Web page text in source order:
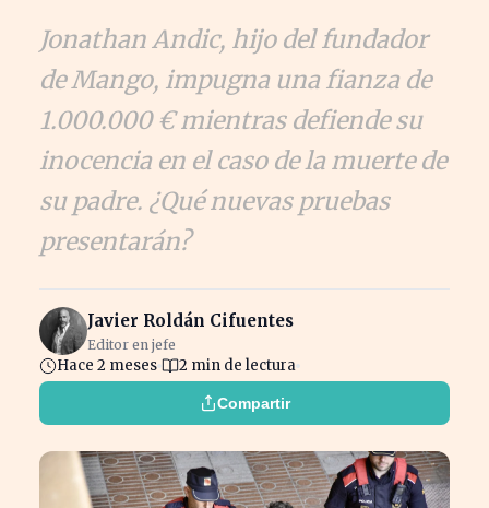
Jonathan Andic, hijo del fundador
de Mango, impugna una fianza de
1.000.000 € mientras defiende su
inocencia en el caso de la muerte de
su padre. ¿Qué nuevas pruebas
presentarán?
Javier Roldán Cifuentes
Editor en jefe
Hace 2 meses 2 min de lectura
Compartir